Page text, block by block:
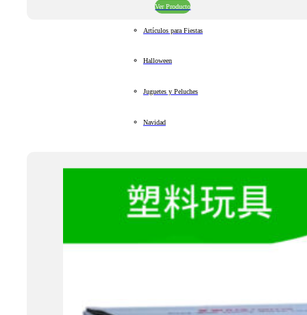
Ver Producto
Artículos para Fiestas
Halloween
Juguetes y Peluches
Navidad